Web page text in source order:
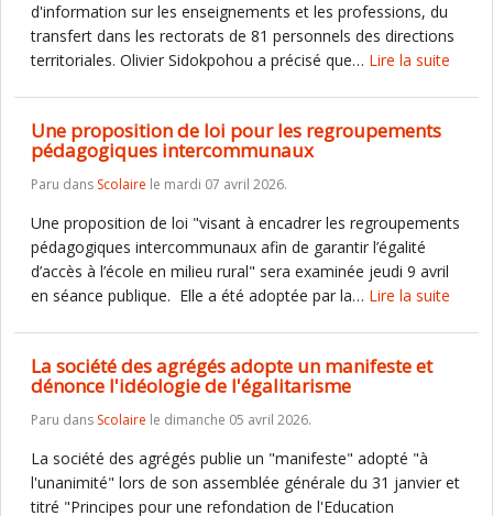
d'information sur les enseignements et les professions, du
transfert dans les rectorats de 81 personnels des directions
territoriales. Olivier Sidokpohou a précisé que… Lire la suite
Une proposition de loi pour les regroupements
pédagogiques intercommunaux
Paru dans Scolaire le mardi 07 avril 2026.
Une proposition de loi "visant à encadrer les regroupements
pédagogiques intercommunaux afin de garantir l’égalité
d’accès à l’école en milieu rural" sera examinée jeudi 9 avril
en séance publique. Elle a été adoptée par la… Lire la suite
La société des agrégés adopte un manifeste et
dénonce l'idéologie de l'égalitarisme
Paru dans Scolaire le dimanche 05 avril 2026.
La société des agrégés publie un "manifeste" adopté "à
l'unanimité" lors de son assemblée générale du 31 janvier et
titré "Principes pour une refondation de l'Education